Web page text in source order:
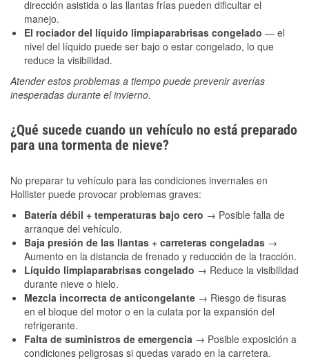
dirección asistida o las llantas frías pueden dificultar el
manejo.
El rociador del líquido limpiaparabrisas congelado — el
nivel del líquido puede ser bajo o estar congelado, lo que
reduce la visibilidad.
Atender estos problemas a tiempo puede prevenir averías
inesperadas durante el invierno.
¿Qué sucede cuando un vehículo no está preparado
para una tormenta de nieve?
No preparar tu vehículo para las condiciones invernales en
Hollister puede provocar problemas graves:
Batería débil + temperaturas bajo cero → Posible falla de
arranque del vehículo.
Baja presión de las llantas + carreteras congeladas →
Aumento en la distancia de frenado y reducción de la tracción.
Líquido limpiaparabrisas congelado → Reduce la visibilidad
durante nieve o hielo.
Mezcla incorrecta de anticongelante → Riesgo de fisuras
en el bloque del motor o en la culata por la expansión del
refrigerante.
Falta de suministros de emergencia → Posible exposición a
condiciones peligrosas si quedas varado en la carretera.